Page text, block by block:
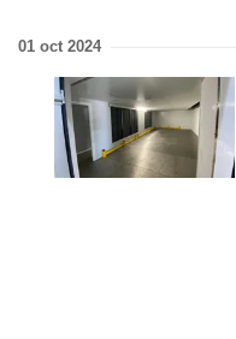
01 oct 2024